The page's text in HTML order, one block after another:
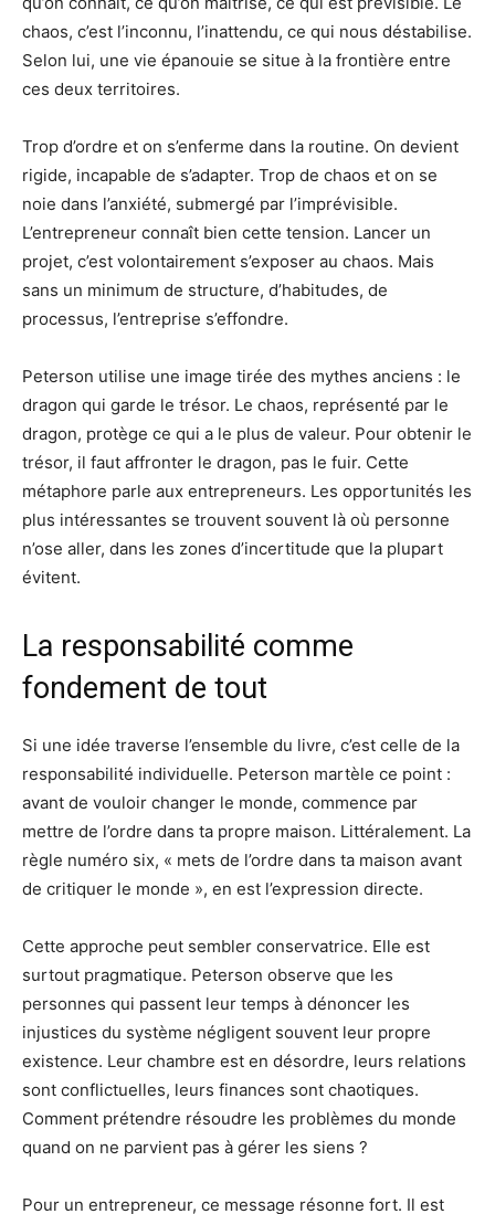
chaos, c’est l’inconnu, l’inattendu, ce qui nous déstabilise.
Selon lui, une vie épanouie se situe à la frontière entre
ces deux territoires.
Trop d’ordre et on s’enferme dans la routine. On devient
rigide, incapable de s’adapter. Trop de chaos et on se
noie dans l’anxiété, submergé par l’imprévisible.
L’entrepreneur connaît bien cette tension. Lancer un
projet, c’est volontairement s’exposer au chaos. Mais
sans un minimum de structure, d’habitudes, de
processus, l’entreprise s’effondre.
Peterson utilise une image tirée des mythes anciens : le
dragon qui garde le trésor. Le chaos, représenté par le
dragon, protège ce qui a le plus de valeur. Pour obtenir le
trésor, il faut affronter le dragon, pas le fuir. Cette
métaphore parle aux entrepreneurs. Les opportunités les
plus intéressantes se trouvent souvent là où personne
n’ose aller, dans les zones d’incertitude que la plupart
évitent.
La responsabilité comme
fondement de tout
Si une idée traverse l’ensemble du livre, c’est celle de la
responsabilité individuelle. Peterson martèle ce point :
avant de vouloir changer le monde, commence par
mettre de l’ordre dans ta propre maison. Littéralement. La
règle numéro six, « mets de l’ordre dans ta maison avant
de critiquer le monde », en est l’expression directe.
Cette approche peut sembler conservatrice. Elle est
surtout pragmatique. Peterson observe que les
personnes qui passent leur temps à dénoncer les
injustices du système négligent souvent leur propre
existence. Leur chambre est en désordre, leurs relations
sont conflictuelles, leurs finances sont chaotiques.
Comment prétendre résoudre les problèmes du monde
quand on ne parvient pas à gérer les siens ?
Pour un entrepreneur, ce message résonne fort. Il est